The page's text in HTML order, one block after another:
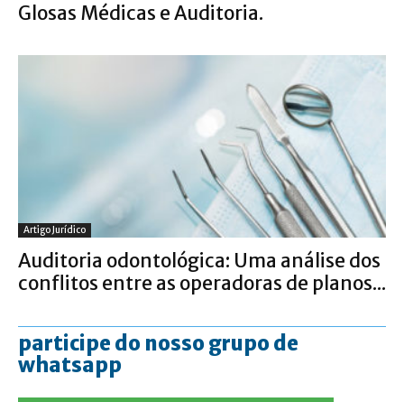
Glosas Médicas e Auditoria.
Artigo Jurídico
Auditoria odontológica: Uma análise dos
conflitos entre as operadoras de planos...
participe do nosso grupo de
whatsapp